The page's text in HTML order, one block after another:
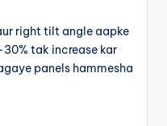
right tilt angle aapke
tak increase kar
panels hammesha